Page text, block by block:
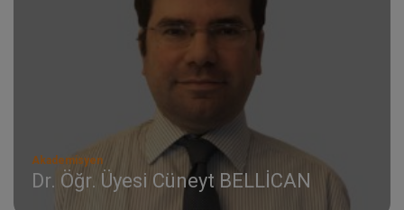
Akademisyen
Dr. Öğr. Üyesi Cüneyt BELLİCAN